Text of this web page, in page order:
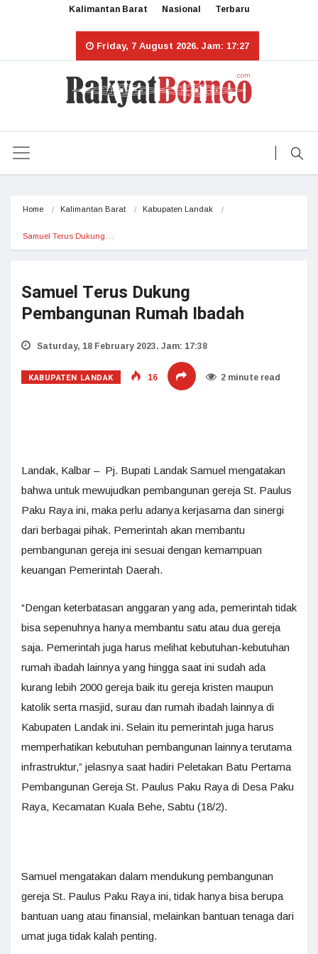
Kalimantan Barat Nasional Terbaru
Friday, 7 August 2026. Jam: 17:27
Home Kalimantan Barat Kabupaten Landak
Samuel Terus Dukung…
Samuel Terus Dukung
Pembangunan Rumah Ibadah
Saturday, 18 February 2023. Jam: 17:38
KABUPATEN LANDAK 16 2 minute read
Landak, Kalbar – Pj. Bupati Landak Samuel mengatakan
bahwa untuk mewujudkan pembangunan gereja St. Paulus
Paku Raya ini, maka perlu adanya kerjasama dan sinergi
dari berbagai pihak. Pemerintah akan membantu
pembangunan gereja ini sesuai dengan kemampuan
keuangan Pemerintah Daerah.
“Dengan keterbatasan anggaran yang ada, pemerintah tidak
bisa sepenuhnya hanya membantu satu atau dua gereja
saja. Pemerintah juga harus melihat kebutuhan-kebutuhan
rumah ibadah lainnya yang hingga saat ini sudah ada
kurang lebih 2000 gereja baik itu gereja kristen maupun
katolik serta masjid, surau dan rumah ibadah lainnya di
Kabupaten Landak ini. Selain itu pemerintah juga harus
memperhatikan kebutuhan pembangunan lainnya terutama
infrastruktur,” jelasnya saat hadiri Peletakan Batu Pertama
Pembangunan Gereja St. Paulus Paku Raya di Desa Paku
Raya, Kecamatan Kuala Behe, Sabtu (18/2).
Samuel mengatakan dalam mendukung pembangunan
gereja St. Paulus Paku Raya ini, tidak hanya bisa berupa
bantuan uang atau finansial, melainkan bantuan tenaga dari
umat juga tidak kalah penting.